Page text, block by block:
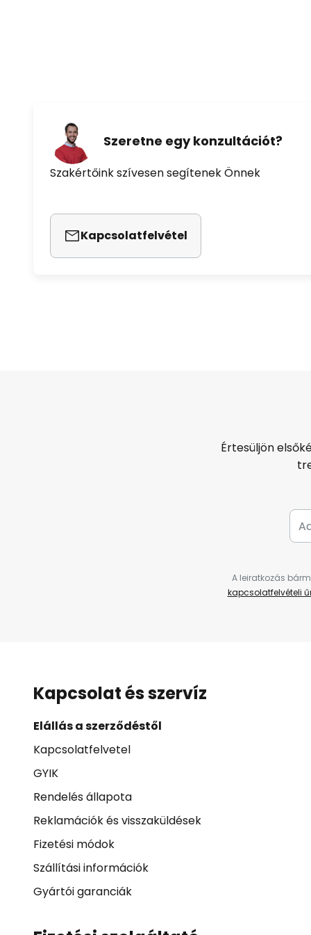
Szeretne egy konzultációt?
Szakértőink szívesen segítenek Önnek
Kapcsolatfelvétel
Értesüljön
A leiratkozás
kapcsolatfelvételi
Kapcsolat és szervíz
Elállás a szerződéstől
Kapcsolatfelvetel
GYIK
Rendelés állapota
Reklamációk és visszaküldések
Fizetési módok
Szállítási információk
Gyártói garanciák